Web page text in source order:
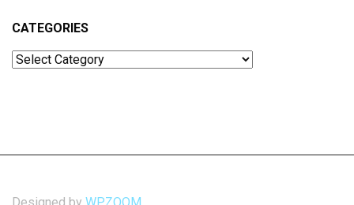
CATEGORIES
Categories